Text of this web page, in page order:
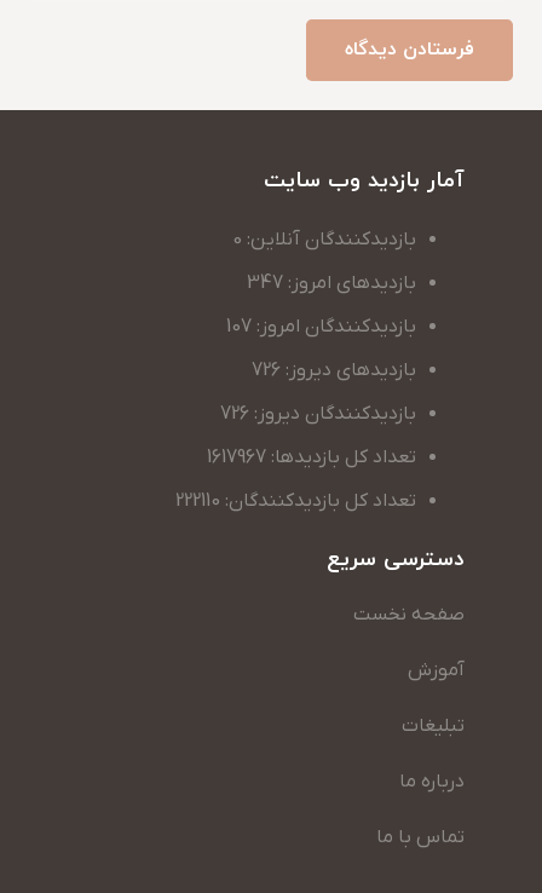
فرستادن دیدگاه
آمار بازدید وب سایت
بازدیدکنندگان آنلاین: 0
بازدیدهای امروز: 347
بازدیدکنندگان امروز: 107
بازدیدهای دیروز: 726
بازدیدکنندگان دیروز: 726
تعداد کل بازدیدها: 1617967
تعداد کل بازدیدکنندگان: 222110
دسترسی سریع
صفحه نخست
آموزش
تبلیغات
درباره ما
تماس با ما